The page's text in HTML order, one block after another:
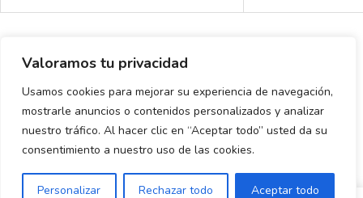
Valoramos tu privacidad
Usamos cookies para mejorar su experiencia de navegación,
mostrarle anuncios o contenidos personalizados y analizar
nuestro tráfico. Al hacer clic en “Aceptar todo” usted da su
consentimiento a nuestro uso de las cookies.
Personalizar Rechazar todo Aceptar todo
Related Products